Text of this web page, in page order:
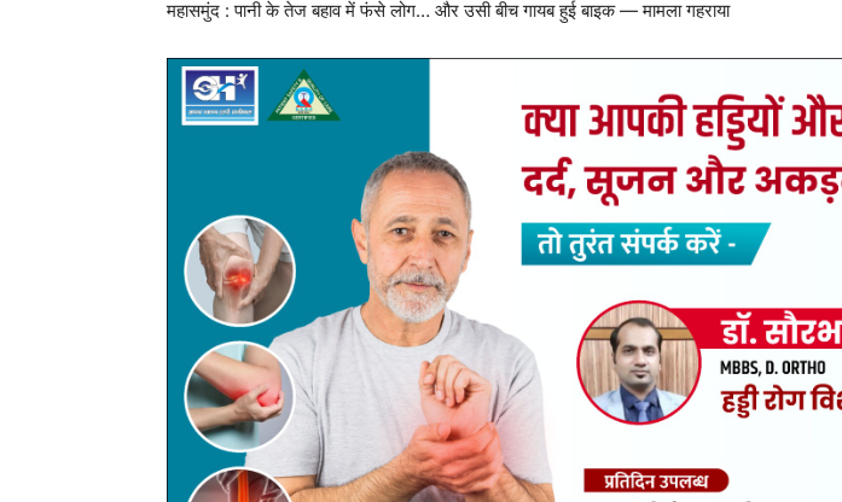
महासमुंद : पानी के तेज बहाव में फंसे लोग… और उसी बीच गायब हुई बाइक — मामला गहराया